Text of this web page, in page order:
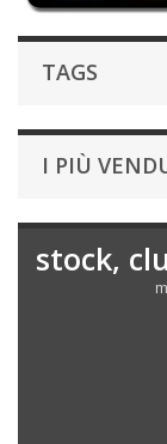
TAGS
I PIÙ
stock,